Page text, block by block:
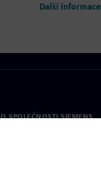
Další informace
O SPOLEČNOSTI SIEMENS